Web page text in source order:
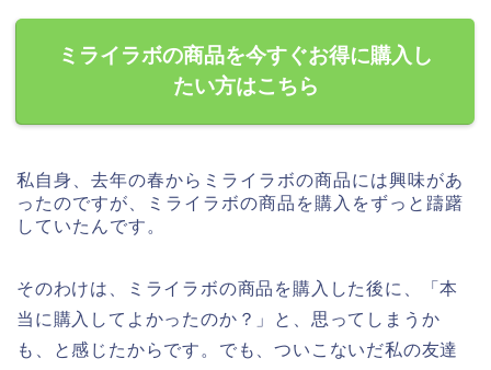
ミライラボの商品を今すぐお得に購入し
たい方はこちら
私自身、去年の春からミライラボの商品には興味があ
ったのですが、ミライラボの商品を購入をずっと躊躇
していたんです。
そのわけは、ミライラボの商品を購入した後に、「本
当に購入してよかったのか？」と、思ってしまうか
も、と感じたからです。でも、ついこないだ私の友達